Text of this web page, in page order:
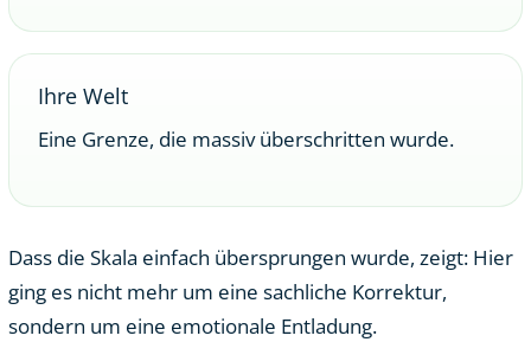
Ihre Welt
Eine Grenze, die massiv überschritten wurde.
Dass die Skala einfach übersprungen wurde, zeigt: Hier
ging es nicht mehr um eine sachliche Korrektur,
sondern um eine emotionale Entladung.